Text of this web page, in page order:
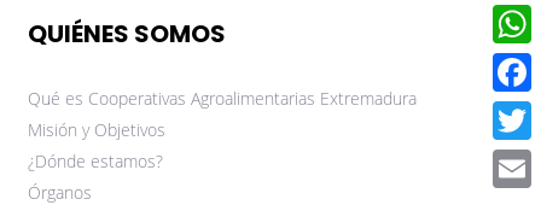
QUIÉNES SOMOS
Qué es Cooperativas Agroalimentarias Extremadura
Misión y Objetivos
¿Dónde estamos?
Órganos